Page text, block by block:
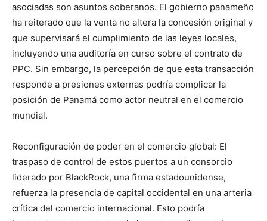
asociadas son asuntos soberanos. El gobierno panameño
ha reiterado que la venta no altera la concesión original y
que supervisará el cumplimiento de las leyes locales,
incluyendo una auditoría en curso sobre el contrato de
PPC. Sin embargo, la percepción de que esta transacción
responde a presiones externas podría complicar la
posición de Panamá como actor neutral en el comercio
mundial.
Reconfiguración de poder en el comercio global: El
traspaso de control de estos puertos a un consorcio
liderado por BlackRock, una firma estadounidense,
refuerza la presencia de capital occidental en una arteria
crítica del comercio internacional. Esto podría